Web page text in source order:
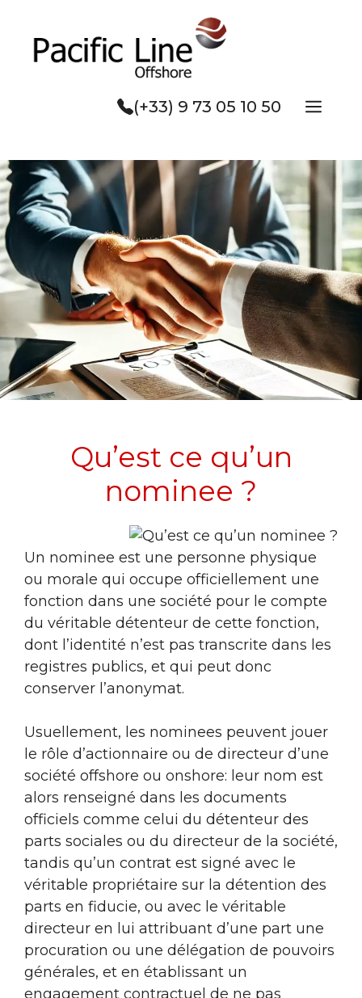
contenu
(+33) 9 73 05 10 50
Qu’est ce qu’un
nominee ?
Un nominee est une personne physique
ou morale qui occupe officiellement une
fonction dans une société pour le compte
du véritable détenteur de cette fonction,
dont l’identité n’est pas transcrite dans les
registres publics, et qui peut donc
conserver l’anonymat.
Usuellement, les nominees peuvent jouer
le rôle d’actionnaire ou de directeur d’une
société offshore ou onshore: leur nom est
alors renseigné dans les documents
officiels comme celui du détenteur des
parts sociales ou du directeur de la société,
tandis qu’un contrat est signé avec le
véritable propriétaire sur la détention des
parts en fiducie, ou avec le véritable
directeur en lui attribuant d’une part une
procuration ou une délégation de pouvoirs
générales, et en établissant un
engagement contractuel de ne pas